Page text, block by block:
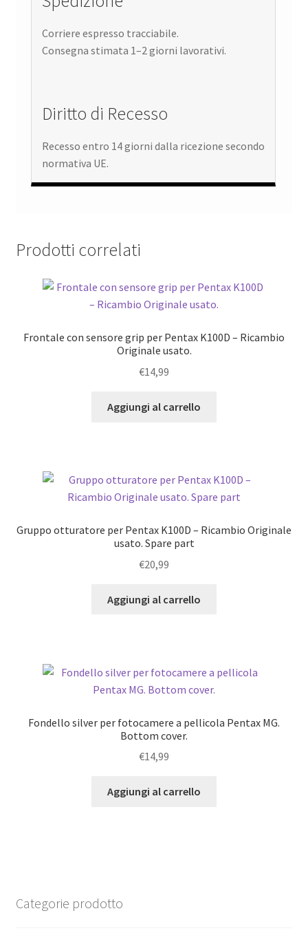
Corriere espresso tracciabile.
Consegna stimata 1–2 giorni lavorativi.
Diritto di Recesso
Recesso entro 14 giorni dalla ricezione secondo
normativa UE.
Prodotti correlati
Frontale con sensore grip per Pentax K100D – Ricambio
Originale usato.
€14,99
Aggiungi al carrello
Gruppo otturatore per Pentax K100D – Ricambio Originale
usato. Spare part
€20,99
Aggiungi al carrello
Fondello silver per fotocamere a pellicola Pentax MG.
Bottom cover.
€14,99
Aggiungi al carrello
Categorie prodotto